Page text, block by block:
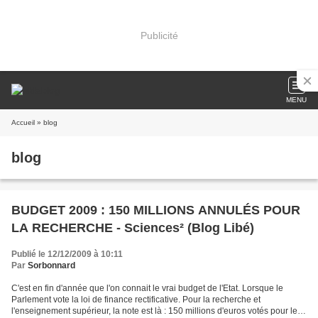
Publicité
MENU
Accueil » blog
blog
BUDGET 2009 : 150 MILLIONS ANNULÉS POUR
LA RECHERCHE - Sciences² (Blog Libé)
Publié le 12/12/2009 à 10:11
Par Sorbonnard
C'est en fin d'année que l'on connait le vrai budget de l'Etat. Lorsque le
Parlement vote la loi de finance rectificative. Pour la recherche et
l'enseignement supérieur, la note est là : 150 millions d'euros votés pour le